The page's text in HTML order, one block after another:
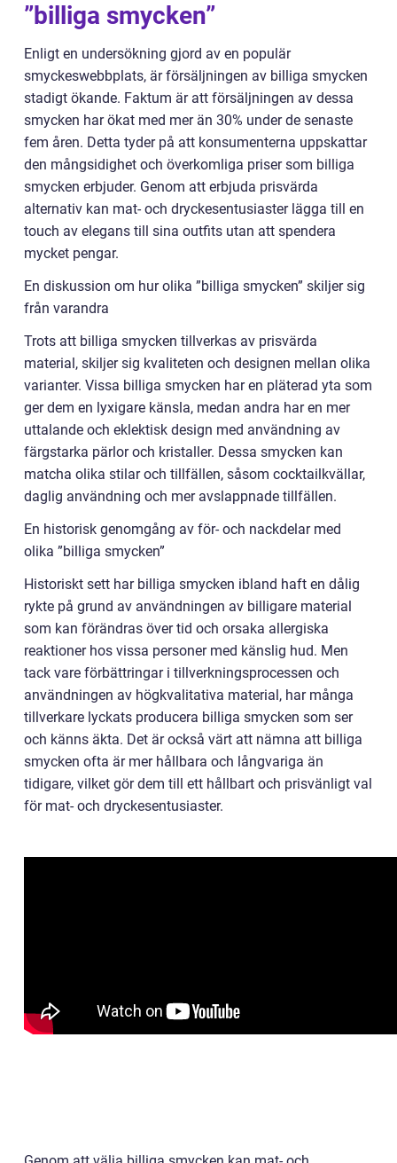
”billiga smycken”
Enligt en undersökning gjord av en populär
smyckeswebbplats, är försäljningen av billiga smycken
stadigt ökande. Faktum är att försäljningen av dessa
smycken har ökat med mer än 30% under de senaste
fem åren. Detta tyder på att konsumenterna uppskattar
den mångsidighet och överkomliga priser som billiga
smycken erbjuder. Genom att erbjuda prisvärda
alternativ kan mat- och dryckesentusiaster lägga till en
touch av elegans till sina outfits utan att spendera
mycket pengar.
En diskussion om hur olika ”billiga smycken” skiljer sig
från varandra
Trots att billiga smycken tillverkas av prisvärda
material, skiljer sig kvaliteten och designen mellan olika
varianter. Vissa billiga smycken har en pläterad yta som
ger dem en lyxigare känsla, medan andra har en mer
uttalande och eklektisk design med användning av
färgstarka pärlor och kristaller. Dessa smycken kan
matcha olika stilar och tillfällen, såsom cocktailkvällar,
daglig användning och mer avslappnade tillfällen.
En historisk genomgång av för- och nackdelar med
olika ”billiga smycken”
Historiskt sett har billiga smycken ibland haft en dålig
rykte på grund av användningen av billigare material
som kan förändras över tid och orsaka allergiska
reaktioner hos vissa personer med känslig hud. Men
tack vare förbättringar i tillverkningsprocessen och
användningen av högkvalitativa material, har många
tillverkare lyckats producera billiga smycken som ser
och känns äkta. Det är också värt att nämna att billiga
smycken ofta är mer hållbara och långvariga än
tidigare, vilket gör dem till ett hållbart och prisvänligt val
för mat- och dryckesentusiaster.